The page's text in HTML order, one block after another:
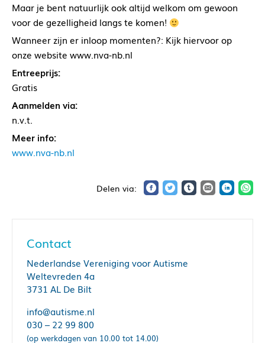
Maar je bent natuurlijk ook altijd welkom om gewoon
voor de gezelligheid langs te komen!
Wanneer zijn er inloop momenten?: Kijk hiervoor op
onze website www.nva-nb.nl
Entreeprijs:
Gratis
Aanmelden via:
n.v.t.
Meer info:
www.nva-nb.nl
Contact
Nederlandse Vereniging voor Autisme
Weltevreden 4a
3731 AL De Bilt
info@autisme.nl
030 – 22 99 800
(op werkdagen van 10.00 tot 14.00)